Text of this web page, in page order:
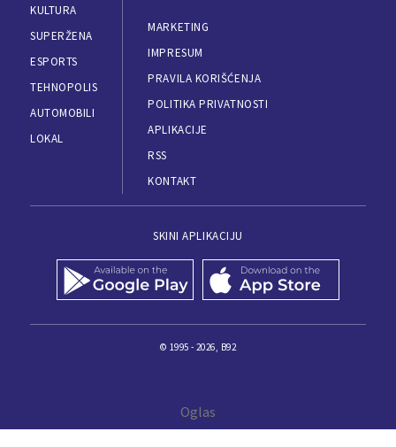
KULTURA
SUPERŽENA
ESPORTS
TEHNOPOLIS
AUTOMOBILI
LOKAL
MARKETING
IMPRESUM
PRAVILA KORIŠĆENJA
POLITIKA PRIVATNOSTI
APLIKACIJE
RSS
KONTAKT
SKINI APLIKACIJU
© 1995 - 2026, B92